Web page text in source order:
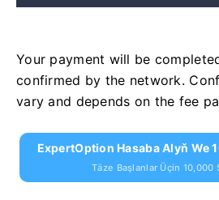
Your payment will be
confirmed by the network.
vary and depends on the fee
ExpertOption Hasaba Alyň We
Täze Başlanlar Üçin 10,000